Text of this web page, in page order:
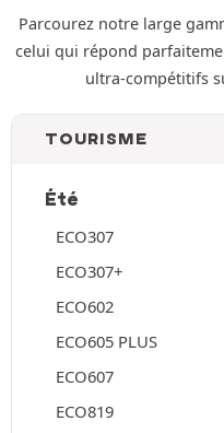
Parcourez notre large
celui qui répond
ultra-compétitifs
TOURISME
Été
ECO307
ECO307+
ECO602
ECO605 PLUS
ECO607
ECO819